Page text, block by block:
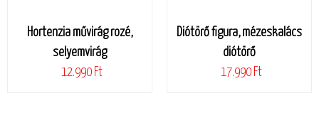
Hortenzia művirág rozé,
selyemvirág
12.990 Ft
Diótörő figura, mézeskalács
diótörő
17.990 Ft